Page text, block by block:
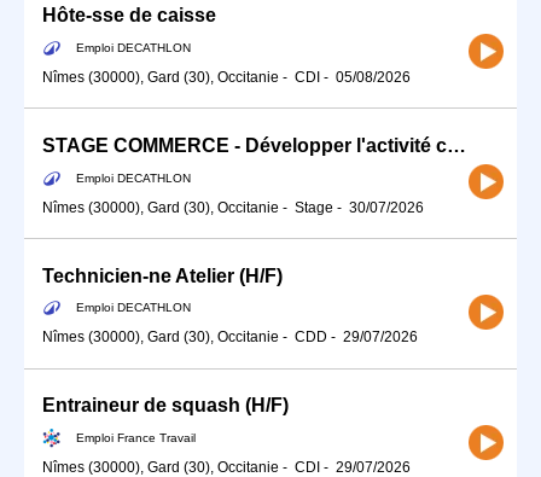
Hôte-sse de caisse
Emploi DECATHLON
Nîmes (30000), Gard (30), Occitanie - CDI - 05/08/2026
STAGE COMMERCE - Développer l'activité commerciale de ton sport (H/F)
Emploi DECATHLON
Nîmes (30000), Gard (30), Occitanie - Stage - 30/07/2026
Technicien-ne Atelier (H/F)
Emploi DECATHLON
Nîmes (30000), Gard (30), Occitanie - CDD - 29/07/2026
Entraineur de squash (H/F)
Emploi France Travail
Nîmes (30000), Gard (30), Occitanie - CDI - 29/07/2026